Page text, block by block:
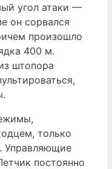
угол атаки —
он сорвался
произошло
400 м.
штопора
только
Управляющие
постоянно